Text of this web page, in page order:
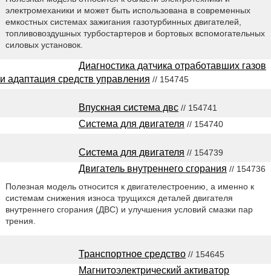
электромеханики и может быть использована в современных
емкостных системах зажигания газотурбинных двигателей,
топливовоздушных турбостартеров и бортовых вспомогательных
силовых установок.
Диагностика датчика отработавших газов
и адаптация средств управления // 154745
Впускная система двс // 154741
Система для двигателя // 154740
Система для двигателя // 154739
Двигатель внутреннего сгорания // 154736
Полезная модель относится к двигателестроению, а именно к
системам снижения износа трущихся деталей двигателя
внутреннего сгорания (ДВС) и улучшения условий смазки пар
трения.
Транспортное средство // 154645
Магнитоэлектрический активатор